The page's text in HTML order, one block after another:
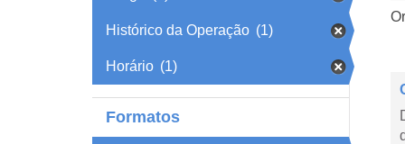
Histórico da Operação (1)
Horário (1)
Formatos